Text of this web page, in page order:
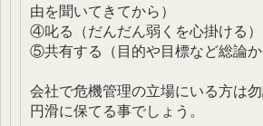
由を聞いてきてから）
④叱る（だんだん弱くを心掛ける）
⑤共有する（目的や目標など総論か
会社で危機管理の立場にいる方は
円滑に保てる事でしょう。